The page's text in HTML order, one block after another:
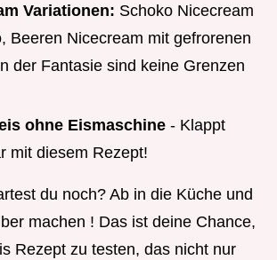
Variationen: Schoko Nicecream
Beeren Nicecream mit gefrorenen
der Fantasie sind keine Grenzen
ohne Eismaschine - Klappt
mit diesem Rezept!
du noch? Ab in die Küche und
machen ! Das ist deine Chance,
Rezept zu testen, das nicht nur